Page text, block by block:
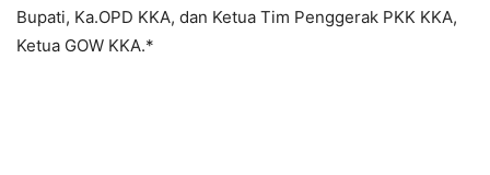
Bupati, Ka.OPD KKA, dan Ketua Tim Penggerak PKK KKA,
Ketua GOW KKA.*